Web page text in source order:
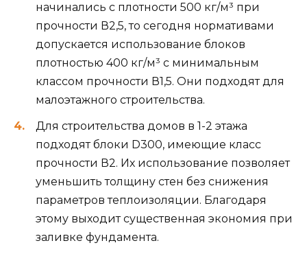
начинались с плотности 500 кг/м³ при
прочности В2,5, то сегодня нормативами
допускается использование блоков
плотностью 400 кг/м³ с минимальным
классом прочности В1,5. Они подходят для
малоэтажного строительства.
Для строительства домов в 1-2 этажа
подходят блоки D300, имеющие класс
прочности В2. Их использование позволяет
уменьшить толщину стен без снижения
параметров теплоизоляции. Благодаря
этому выходит существенная экономия при
заливке фундамента.